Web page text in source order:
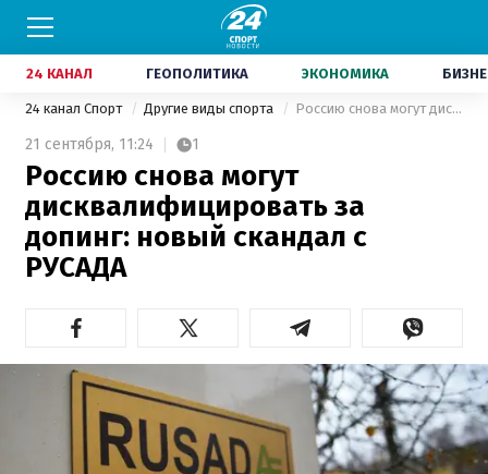
24 КАНАЛ ГЕОПОЛИТИКА ЭКОНОМИКА
24 канал Спорт Другие виды спорта Россию снова могут дисквалифицировать за допинг: новый скандал с РУСАДА
21 сентября, 11:24 1
Россию снова могут
дисквалифицировать за
допинг: новый скандал с
РУСАДА